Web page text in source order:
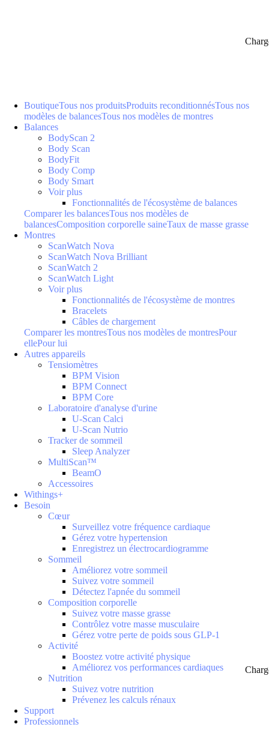
BoutiqueTous nos produitsProduits reconditionnésTous nos
modèles de balancesTous nos modèles de montres
Balances
BodyScan 2
Body Scan
BodyFit
Body Comp
Body Smart
Voir plus
Fonctionnalités de l'écosystème de balances
Comparer les balancesTous nos modèles de
balancesComposition corporelle saineTaux de masse grasse
Montres
ScanWatch Nova
ScanWatch Nova Brilliant
ScanWatch 2
ScanWatch Light
Voir plus
Fonctionnalités de l'écosystème de montres
Bracelets
Câbles de chargement
Comparer les montresTous nos modèles de montresPour
ellePour lui
Autres appareils
Tensiomètres
BPM Vision
BPM Connect
BPM Core
Laboratoire d'analyse d'urine
U-Scan Calci
U-Scan Nutrio
Tracker de sommeil
Sleep Analyzer
MultiScan™
BeamO
Accessoires
Withings+
Besoin
Cœur
Surveillez votre fréquence cardiaque
Gérez votre hypertension
Enregistrez un électrocardiogramme
Sommeil
Améliorez votre sommeil
Suivez votre sommeil
Détectez l'apnée du sommeil
Composition corporelle
Suivez votre masse grasse
Contrôlez votre masse musculaire
Gérez votre perte de poids sous GLP-1
Activité
Boostez votre activité physique
Améliorez vos performances cardiaques
Nutrition
Suivez votre nutrition
Prévenez les calculs rénaux
Support
Professionnels